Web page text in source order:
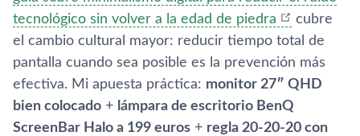
tecnológico sin volver a la edad de piedra
cubre
el cambio cultural mayor: reducir tiempo total de
pantalla cuando sea posible es la prevención más
efectiva. Mi apuesta práctica: monitor 27″ QHD
bien colocado + lámpara de escritorio BenQ
ScreenBar Halo a 199 euros + regla 20-20-20 con